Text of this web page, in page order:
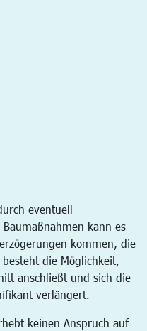
eventuell
kann es
kommen, die
die Möglichkeit,
anschließt und sich die
verlängert.
keinen Anspruch auf